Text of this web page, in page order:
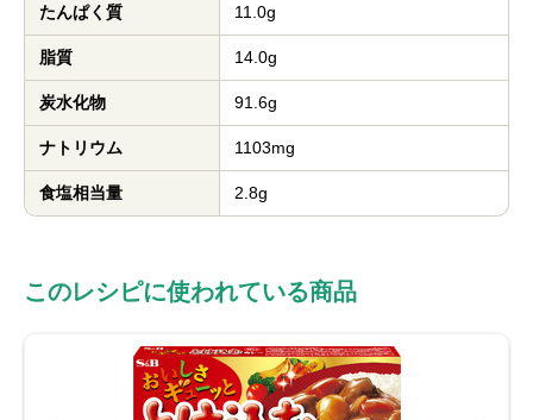
たんぱく質 11.0g
脂質 14.0g
炭水化物 91.6g
ナトリウム 1103mg
食塩相当量 2.8g
このレシピに使われている商品